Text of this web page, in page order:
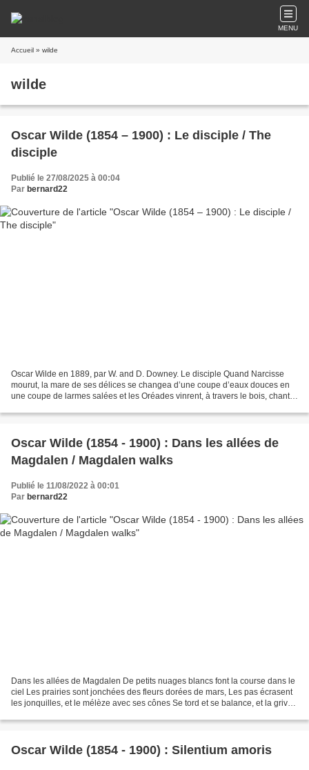
MENU
Accueil » wilde
wilde
Oscar Wilde (1854 – 1900) : Le disciple / The
disciple
Publié le 27/08/2025 à 00:04
Par bernard22
Oscar Wilde en 1889, par W. and D. Downey. Le disciple Quand Narcisse
mourut, la mare de ses délices se changea d’une coupe d’eaux douces en
une coupe de larmes salées et les Oréades vinrent, à travers le bois, chanter
Oscar Wilde (1854 - 1900) : Dans les allées de
Magdalen / Magdalen walks
Publié le 11/08/2022 à 00:01
Par bernard22
Dans les allées de Magdalen De petits nuages blancs font la course dans le
ciel Les prairies sont jonchées des fleurs dorées de mars, Les pas écrasent
les jonquilles, et le mélèze avec ses cônes Se tord et se balance, et la grive
Oscar Wilde (1854 - 1900) : Silentium amoris